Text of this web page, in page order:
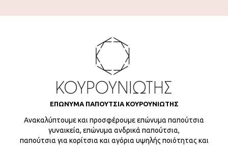
ΕΠΩΝΥΜΑ ΠΑΠΟΥΤΣΙΑ ΚΟΥΡΟΥΝΙΩΤΗΣ
Ανακαλύπτουμε και προσφέρουμε επώνυμα παπούτσια
γυναικεία, επώνυμα ανδρικά παπούτσια,
παπούτσια για κορίτσια και αγόρια υψηλής ποιότητας και